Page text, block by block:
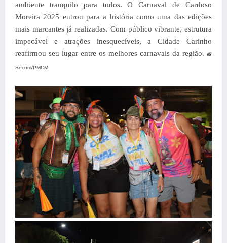
ambiente tranquilo para todos.O Carnaval de Cardoso
Moreira 2025 entrou para a história como uma das edições
mais marcantes já realizadas. Com público vibrante, estrutura
impecável e atrações inesquecíveis, a Cidade Carinho
reafirmou seu lugar entre os melhores carnavais da região. 📸
Secom/PMCM